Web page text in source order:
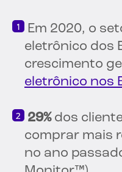
Em 2020, o
eletrônico dos
crescimento
eletrônico nos
29% dos
comprar mais
no ano